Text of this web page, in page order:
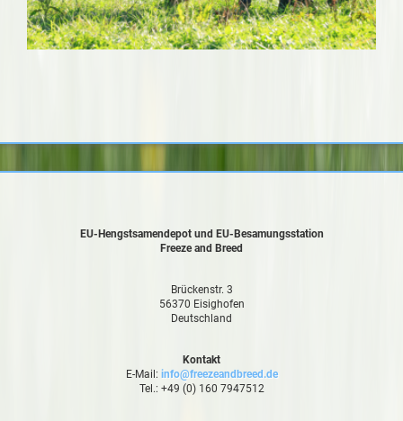
EU-Hengstsamendepot und EU-Besamungsstation
Freeze and Breed
Brückenstr. 3
56370 Eisighofen
Deutschland
Kontakt
E-Mail: info@freezeandbreed.de
Tel.: +49 (0) 160 7947512